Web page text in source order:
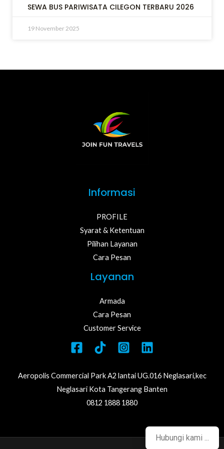
SEWA BUS PARIWISATA CILEGON TERBARU 2026
19 November 2025
Informasi
PROFILE
Syarat & Ketentuan
Pilihan Layanan
Cara Pesan
Layanan
Armada
Cara Pesan
Customer Service
Aeropolis Commercial Park A2 lantai UG.016 Neglasari,kec
Neglasari Kota Tangerang Banten
0812 1888 1880
Hubungi kami ...